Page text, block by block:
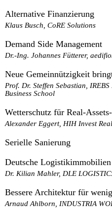
Alternative Finanzierung
Klaus Busch, CoRE Solutions
Demand Side Management
Dr.-Ing. Johannes Fütterer,
Neue Gemeinnützigkeit
Prof. Dr. Steffen Sebastian,
Business School
Wetterschutz für Real-
Alexander Eggert, HIH Invest
Serielle Sanierung
Deutsche Logistikimmobilien
Dr. Kilian Mahler, DLE
Bessere Architektur für
Arnaud Ahlborn, INDUSTRIA